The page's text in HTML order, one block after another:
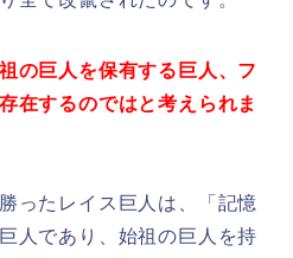
の巨人を保有する巨人、フ
在するのではと考えられま
ったレイス巨人は、「記憶
人であり、始祖の巨人を持